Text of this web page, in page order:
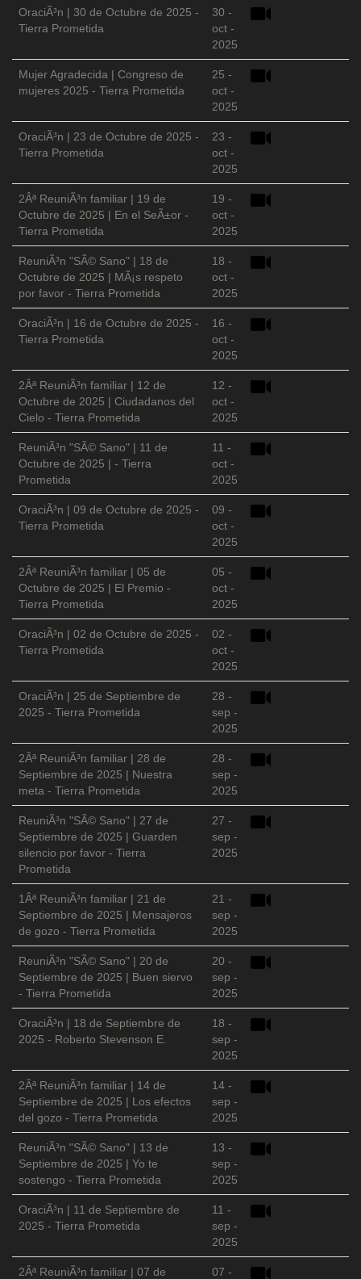
OraciÃ³n | 30 de Octubre de 2025 -
Tierra Prometida
30 -
oct -
2025
Mujer Agradecida | Congreso de
mujeres 2025 - Tierra Prometida
25 -
oct -
2025
OraciÃ³n | 23 de Octubre de 2025 -
Tierra Prometida
23 -
oct -
2025
2Âª ReuniÃ³n familiar | 19 de
Octubre de 2025 | En el SeÃ±or -
Tierra Prometida
19 -
oct -
2025
ReuniÃ³n "SÃ© Sano" | 18 de
Octubre de 2025 | MÃ¡s respeto
por favor - Tierra Prometida
18 -
oct -
2025
OraciÃ³n | 16 de Octubre de 2025 -
Tierra Prometida
16 -
oct -
2025
2Âª ReuniÃ³n familiar | 12 de
Octubre de 2025 | Ciudadanos del
Cielo - Tierra Prometida
12 -
oct -
2025
ReuniÃ³n "SÃ© Sano" | 11 de
Octubre de 2025 | - Tierra
Prometida
11 -
oct -
2025
OraciÃ³n | 09 de Octubre de 2025 -
Tierra Prometida
09 -
oct -
2025
2Âª ReuniÃ³n familiar | 05 de
Octubre de 2025 | El Premio -
Tierra Prometida
05 -
oct -
2025
OraciÃ³n | 02 de Octubre de 2025 -
Tierra Prometida
02 -
oct -
2025
OraciÃ³n | 25 de Septiembre de
2025 - Tierra Prometida
28 -
sep -
2025
2Âª ReuniÃ³n familiar | 28 de
Septiembre de 2025 | Nuestra
meta - Tierra Prometida
28 -
sep -
2025
ReuniÃ³n "SÃ© Sano" | 27 de
Septiembre de 2025 | Guarden
silencio por favor - Tierra
Prometida
27 -
sep -
2025
1Âª ReuniÃ³n familiar | 21 de
Septiembre de 2025 | Mensajeros
de gozo - Tierra Prometida
21 -
sep -
2025
ReuniÃ³n "SÃ© Sano" | 20 de
Septiembre de 2025 | Buen siervo
- Tierra Prometida
20 -
sep -
2025
OraciÃ³n | 18 de Septiembre de
2025 - Roberto Stevenson E.
18 -
sep -
2025
2Âª ReuniÃ³n familiar | 14 de
Septiembre de 2025 | Los efectos
del gozo - Tierra Prometida
14 -
sep -
2025
ReuniÃ³n "SÃ© Sano" | 13 de
Septiembre de 2025 | Yo te
sostengo - Tierra Prometida
13 -
sep -
2025
OraciÃ³n | 11 de Septiembre de
2025 - Tierra Prometida
11 -
sep -
2025
2Âª ReuniÃ³n familiar | 07 de 07 -